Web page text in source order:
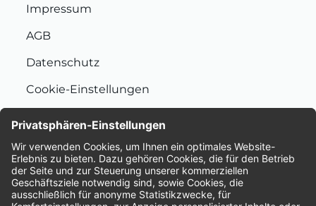
Impressum
AGB
Datenschutz
Cookie-Einstellungen
Bewertungen